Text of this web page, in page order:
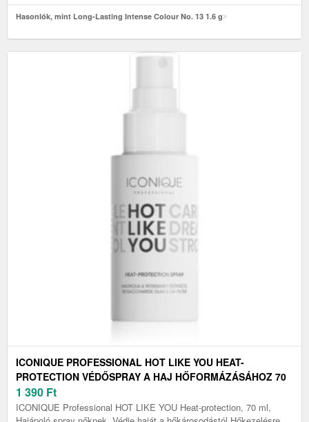
Hasonlók, mint Long-Lasting Intense Colour No. 13 1.6 g
ICONIQUE PROFESSIONAL HOT LIKE YOU HEAT-
PROTECTION VÉDŐSPRAY A HAJ HŐFORMÁZÁSÁHOZ 70
ML
1 390 Ft
ICONIQUE Professional HOT LIKE YOU Heat-protection, 70 ml,